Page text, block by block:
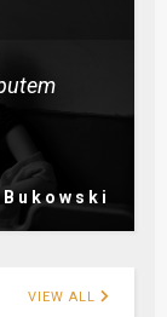
VIEW ALL